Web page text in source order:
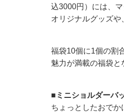
込3000円）には、
オリジナルグッズや
福袋10個に1個の割
魅力が満載の福袋と
■ミニショルダーバ
ちょっとしたおで